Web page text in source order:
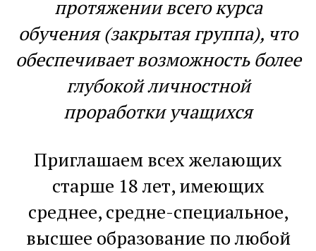
протяжении всего курса
обучения (закрытая группа), что
обеспечивает возможность более
глубокой личностной
проработки учащихся
Приглашаем всех желающих
старше 18 лет, имеющих
среднее, средне-специальное,
высшее образование по любой